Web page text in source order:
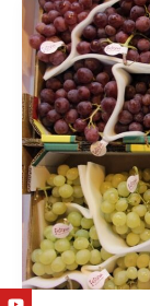
Youtube
Facebook
Twitter
Linkedin
Instagram